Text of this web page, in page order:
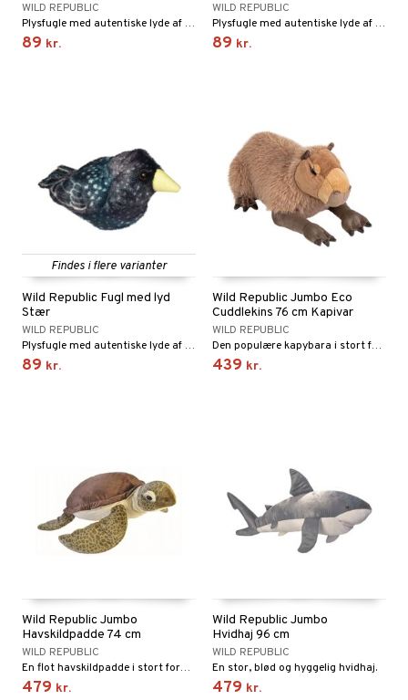
WILD REPUBLIC
Plysfugle med autentiske lyde af arten!
89 kr.
WILD REPUBLIC
Plysfugle med autentiske lyde af arten!
89 kr.
Findes i flere varianter
Wild Republic Fugl med lyd
Stær
WILD REPUBLIC
Plysfugle med autentiske lyde af arten!
89 kr.
Wild Republic Jumbo Eco
Cuddlekins 76 cm Kapivar
WILD REPUBLIC
Den populære kapybara i stort format!
439 kr.
Wild Republic Jumbo
Havskildpadde 74 cm
WILD REPUBLIC
En flot havskildpadde i stort format.
479 kr.
Wild Republic Jumbo
Hvidhaj 96 cm
WILD REPUBLIC
En stor, blød og hyggelig hvidhaj.
479 kr.